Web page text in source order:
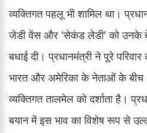
व्यक्तिगत पहलू भी शामिल था।
जेडी वेंस और 'सेकंड लेडी' को उनके
बधाई दी। प्रधानमंत्री ने पूरे
भारत और अमेरिका के नेताओं के
व्यक्तिगत तालमेल को दर्शाता है।
बयान में इस भाव का विशेष रूप से